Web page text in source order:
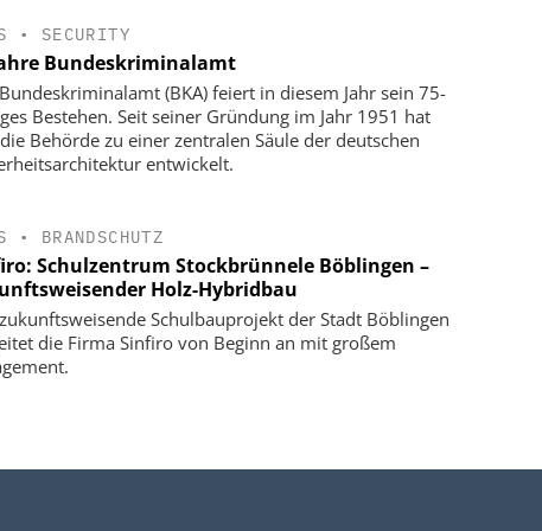
• SECURITY
Bundeskriminalamt
(BKA) feiert in diesem Jahr sein 75-
Bestehen. Seit seiner Gründung im Jahr 1951 hat
Behörde zu einer zentralen Säule der deutschen
entwickelt.
• BRANDSCHUTZ
Schulzentrum Stockbrünnele Böblingen –
Holz-Hybridbau
Schulbauprojekt der Stadt Böblingen
die Firma Sinfiro von Beginn an mit großem